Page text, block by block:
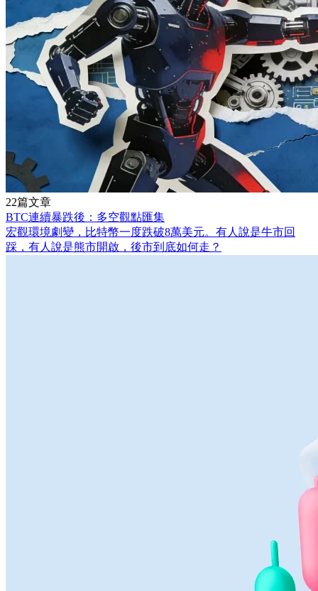
22篇文章
BTC連續暴跌後：多空觀點匯集
宏觀環境劇變，比特幣一度跌破8萬美元。有人說是牛市回
踩，有人說是熊市開啟，後市到底如何走？